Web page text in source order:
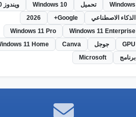
Windows تحميل Windows 10
ويندوز 10
الذكاء الاصطناعي
Google+
2026
Windows 11 Enterprise
Windows 11 Pro
GPU
جوجل Canva
11 Home
برنامج
Microsoft